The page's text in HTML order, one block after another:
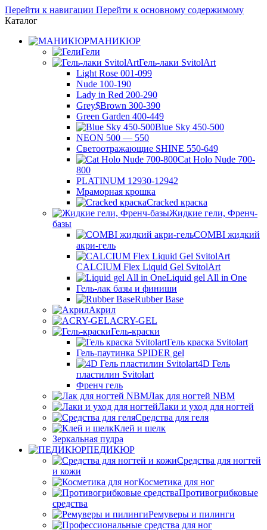
Перейти к навигации Перейти к основному содержимому
Каталог
МАНИКЮР
Гели
Гель-лаки SvitolArt
Light Rose 001-099
Nude 100-190
Lady in Red 200-290
Grey$Brown 300-390
Green Garden 400-449
Blue Sky 450-500
NEON 500 — 550
Светоотражающие SHINE 550-649
Cat Holo Nude 700-
800
PLATINUM 12930-12942
Мраморная крошка
Cracked краска
Жидкие гели, Френч-
базы
COMBI жидкий
акри-гель
CALCIUM Flex Liquid Gel SvitolArt
Liquid gel All in One
Гель-лак базы и финиши
Rubber Base
Акрил
ACRY-GEL
Гель-краски
Гель краска Svitolart
Гель-паутинка SPIDER gel
4D Гель
пластилин Svitolart
Френч гель
Лак для ногтей NBM
Лаки и уход для ногтей
Средства для геля
Клей и шелк
Зеркальная пудра
ПЕДИКЮР
Средства для ногтей
и кожи
Косметика для ног
Противогрибковые
средства
Ремуверы и пилинги